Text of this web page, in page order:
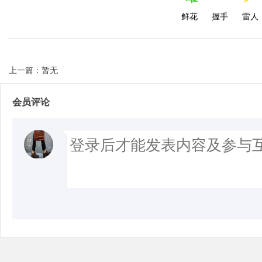
Bo
鲜花 握手 雷人
上一篇：暂无
会员评论